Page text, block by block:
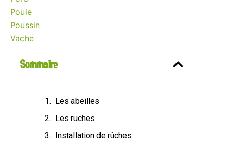
Poule
Poussin
Vache
Sommaire
Les abeilles
Les ruches
Installation de rûches